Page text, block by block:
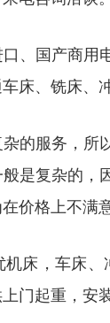
、国产商
床、铣床、
的服务，所
是复杂的
价格上不满
床，车床
门起重，安